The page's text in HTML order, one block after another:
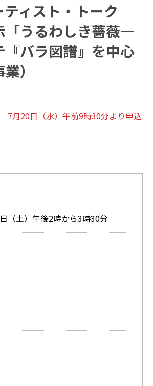
ィスト・トーク
「うるわしき薔薇—
『バラ図譜』を中心
）
7月20日（水）午前9時30分より申込
（土）午後2時から3時30分